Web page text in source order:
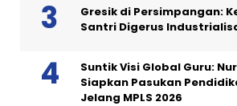
Gresik di Persimpangan:
Santri Digerus
Suntik Visi Global Guru:
Siapkan Pasukan
Jelang MPLS 2026